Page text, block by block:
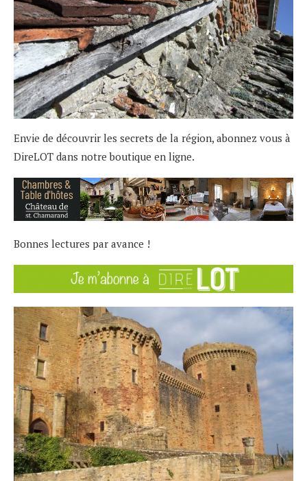
Envie de découvrir les secrets de la région, abonnez vous à
DireLOT dans notre boutique en ligne.
Bonnes lectures par avance !